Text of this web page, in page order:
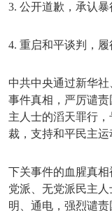
3. 公开道歉，承认暴
4. 重启和平谈判，履
中共中央通过新华
事件真相，严厉谴
主人士的滔天罪行
裁，支持和平民主运
下关事件的血腥真
党派、无党派民主
明、通电，强烈谴责